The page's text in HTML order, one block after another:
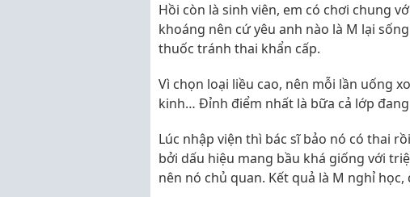
Hồi còn là sinh viên, em có chơi chung
khoáng nên cứ yêu anh nào là M lại
thuốc tránh thai khẩn cấp.
Vì chọn loại liều cao, nên mỗi lần uống
kinh… Đỉnh điểm nhất là bữa cả lớp
Lúc nhập viện thì bác sĩ bảo nó có thai
bởi dấu hiệu mang bầu khá giống với
nên nó chủ quan. Kết quả là M nghỉ